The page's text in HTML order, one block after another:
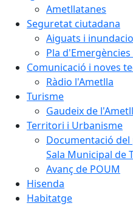
Ametllatanes
Seguretat ciutadana
Aiguats i
Pla
Comunicació i noves
Ràdio l'Ametlla
Turisme
Gaudeix de
Territori i Urbanisme
Documentació del
Sala Municipal de
Avanç de POUM
Hisenda
Habitatge